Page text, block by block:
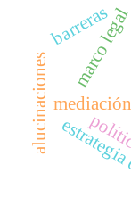
mediación
alucinaciones
marco legal
barreras